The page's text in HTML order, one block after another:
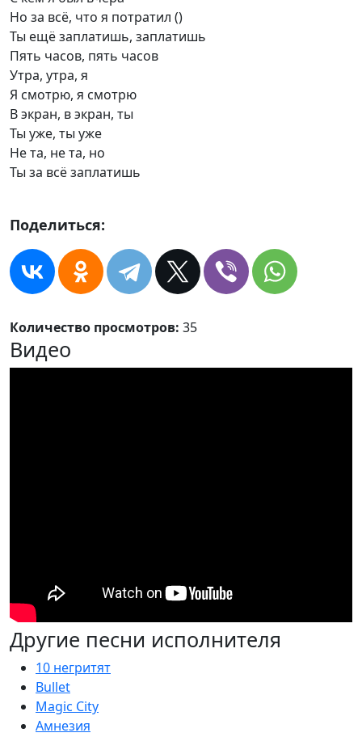
Но за всё, что я потратил ()
Ты ещё заплатишь, заплатишь
Пять часов, пять часов
Утра, утра, я
Я смотрю, я смотрю
В экран, в экран, ты
Ты уже, ты уже
Не та, не та, но
Ты за всё заплатишь
Поделиться:
Количество просмотров: 35
Видео
Другие песни исполнителя
10 негритят
Bullet
Magic City
Амнезия